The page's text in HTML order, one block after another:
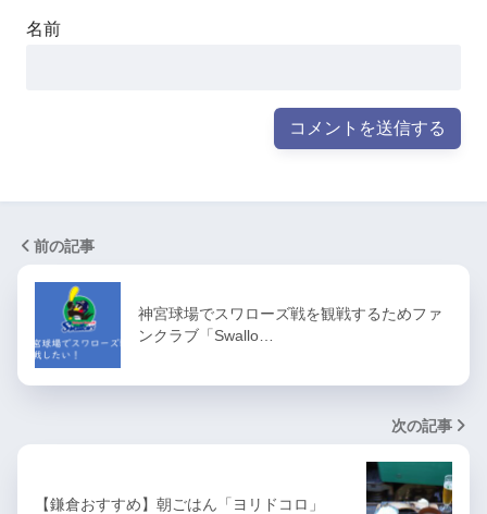
名前
前の記事
神宮球場でスワローズ戦を観戦するためファ
ンクラブ「Swallo…
次の記事
【鎌倉おすすめ】朝ごはん「ヨリドコロ」